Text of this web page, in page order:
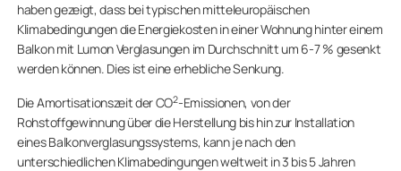
haben gezeigt, dass bei typischen mitteleuropäischen
Klimabedingungen die Energiekosten in einer Wohnung hinter einem
Balkon mit Lumon Verglasungen im Durchschnitt um 6-7 % gesenkt
werden können. Dies ist eine erhebliche Senkung.
Die Amortisationszeit der CO2-Emissionen, von der
Rohstoffgewinnung über die Herstellung bis hin zur Installation
eines Balkonverglasungssystems, kann je nach den
unterschiedlichen Klimabedingungen weltweit in 3 bis 5 Jahren